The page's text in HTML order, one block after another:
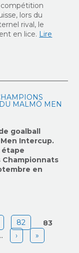
compétition
lors du
rival, le
en lice. Lire
MALMÖ MEN
goalball
Intercup.
en
82
83
› »